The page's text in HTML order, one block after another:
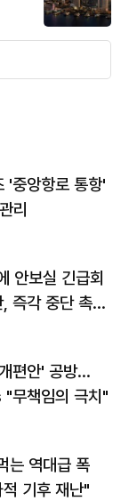
'중앙항로 통항'
리
안보실 긴급회
즉각 중단 촉
편안' 공방…
무책임의 극치"
는 역대급 폭
기후 재난"